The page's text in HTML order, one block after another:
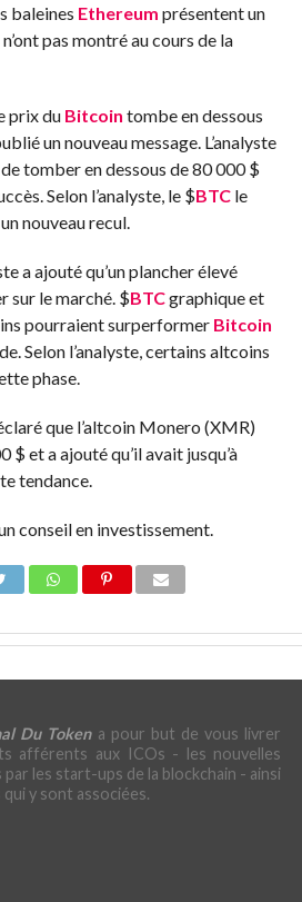
baleines Ethereum présentent un
pas montré au cours de la
prix du Bitcoin tombe en dessous
un nouveau message. L’analyste
tomber en dessous de 80 000 $
Selon l’analyste, le $BTCle
nouveau recul.
a ajouté qu’un plancher élevé
sur le marché. $BTCgraphique et
pourraient surperformer Bitcoin
Selon l’analyste, certains altcoins
phase.
que l’altcoin Monero (XMR)
$ et a ajouté qu’il avait jusqu’à
tendance.
conseil en investissement.
Du Tokena pour but de vous livrer
afférents aux ICOs - les nouvelles
les start-ups de la blockchain - ainsi
y sont associées.